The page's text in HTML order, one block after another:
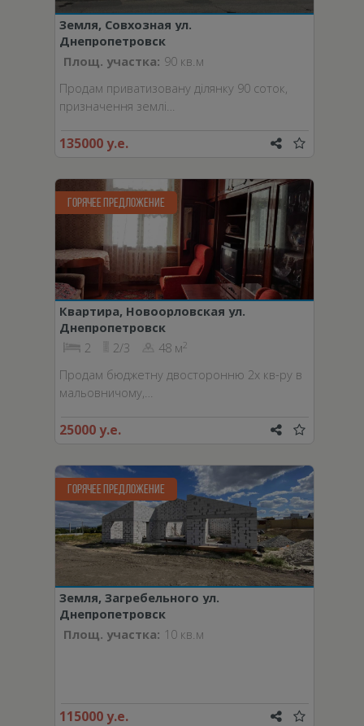
Земля, Совхозная ул.
Днепропетровск
Площ. участка: 90 кв.м
Продам приватизовану ділянку 90 соток,
призначення землі…
135000 у.е.
ГОРЯЧЕЕ ПРЕДЛОЖЕНИЕ
Квартира, Новоорловская ул.
Днепропетровск
2
2/3 48 м2
Продам бюджетну двосторонню 2х кв-ру в
мальовничому,…
25000 у.е.
ГОРЯЧЕЕ ПРЕДЛОЖЕНИЕ
Земля, Загребельного ул.
Днепропетровск
Площ. участка: 10 кв.м
115000 у.е.